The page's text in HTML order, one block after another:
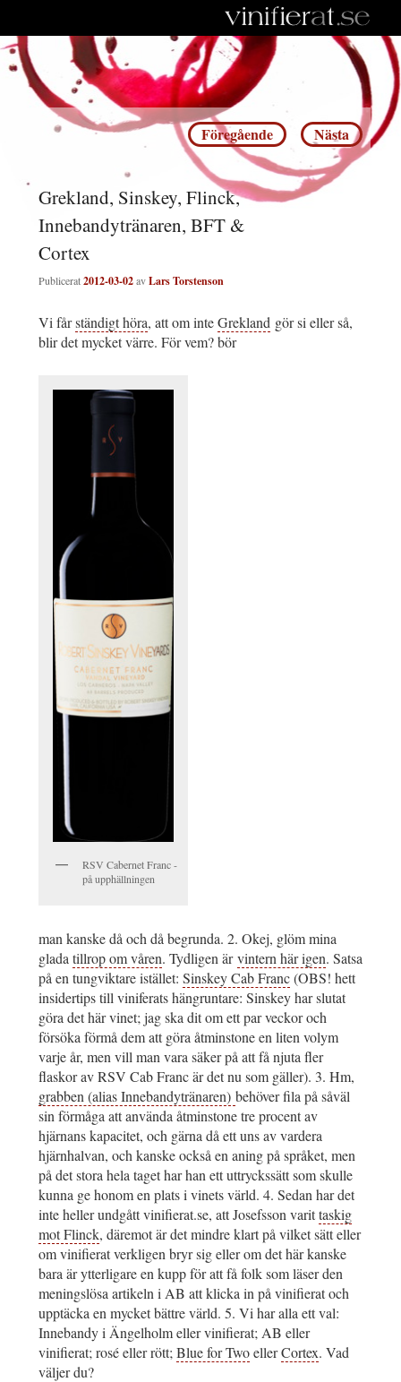
Inläggsnavigering
Föregående Nästa
Grekland, Sinskey, Flinck,
Innebandytränaren, BFT &
Cortex
Publicerat2012-03-02avLars Torstenson
Vi fårständigt höra, att om inteGrekland gör si eller så,
blir det mycket värre. För vem? bör
RSV Cabernet Franc -
på upphällningen
man kanske då och då begrunda. 2. Okej, glöm mina
glada tillrop om våren. Tydligen ärvintern här igen. Satsa
på en tungviktare istället: Sinskey Cab Franc(OBS! hett
insidertips till viniferats hängruntare: Sinskey har slutat
göra det här vinet; jag ska dit om ett par veckor och
försöka förmå dem att göra åtminstone en liten volym
varje år, men vill man vara säker på att få njuta fler
flaskor av RSV Cab Franc är det nu som gäller). 3. Hm,
grabben (alias Innebandytränaren) behöver fila på såväl
sin förmåga att använda åtminstone tre procent av
hjärnans kapacitet, och gärna då ett uns av vardera
hjärnhalvan, och kanske också en aning på språket, men
på det stora hela taget har han ett uttryckssätt som skulle
kunna ge honom en plats i vinets värld. 4. Sedan har det
inte heller undgått vinifierat.se, att Josefsson varittaskig
mot Flinck, däremot är det mindre klart på vilket sätt eller
om vinifierat verkligen bryr sig eller om det här kanske
bara är ytterligare en kupp för att få folk som läser den
meningslösa artikeln i AB att klicka in på vinifierat och
upptäcka en mycket bättre värld. 5. Vi har alla ett val:
Innebandy i Ängelholm eller vinifierat; AB eller
vinifierat; rosé eller rött; Blue for TwoellerCortex. Vad
väljer du?